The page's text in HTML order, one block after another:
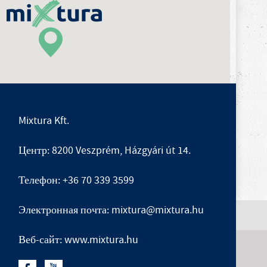
Mixtura Kft.
Центр: 8200 Veszprém, Házgyári út 14.
Телефон: +36 70 339 3599
Электронная почта: mixtura@mixtura.hu
Веб-сайт: www.mixtura.hu